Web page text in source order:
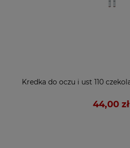
Kredka do oczu i ust 110
44,00 zł